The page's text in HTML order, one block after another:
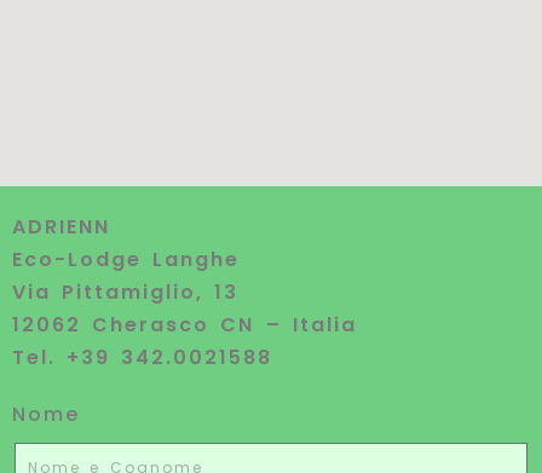
ADRIENN
Eco-Lodge Langhe
Via Pittamiglio, 13
12062 Cherasco CN – Italia
Tel. +39 342.0021588
Nome